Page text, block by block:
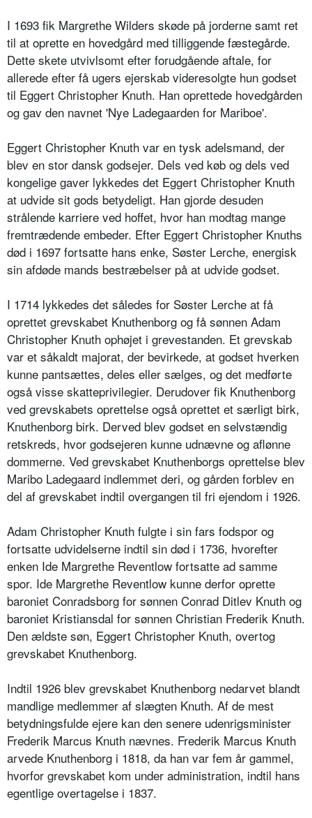
I 1693 fik Margrethe Wilders skøde på jorderne samt ret
til at oprette en hovedgård med tilliggende fæstegårde.
Dette skete utvivlsomt efter forudgående aftale, for
allerede efter få ugers ejerskab videresolgte hun godset
til Eggert Christopher Knuth. Han oprettede hovedgården
og gav den navnet 'Nye Ladegaarden for Mariboe'.
Eggert Christopher Knuth var en tysk adelsmand, der
blev en stor dansk godsejer. Dels ved køb og dels ved
kongelige gaver lykkedes det Eggert Christopher Knuth
at udvide sit gods betydeligt. Han gjorde desuden
strålende karriere ved hoffet, hvor han modtag mange
fremtrædende embeder. Efter Eggert Christopher Knuths
død i 1697 fortsatte hans enke, Søster Lerche, energisk
sin afdøde mands bestræbelser på at udvide godset.
I 1714 lykkedes det således for Søster Lerche at få
oprettet grevskabet Knuthenborg og få sønnen Adam
Christopher Knuth ophøjet i grevestanden. Et grevskab
var et såkaldt majorat, der bevirkede, at godset hverken
kunne pantsættes, deles eller sælges, og det medførte
også visse skatteprivilegier. Derudover fik Knuthenborg
ved grevskabets oprettelse også oprettet et særligt birk,
Knuthenborg birk. Derved blev godset en selvstændig
retskreds, hvor godsejeren kunne udnævne og aflønne
dommerne. Ved grevskabet Knuthenborgs oprettelse blev
Maribo Ladegaard indlemmet deri, og gården forblev en
del af grevskabet indtil overgangen til fri ejendom i 1926.
Adam Christopher Knuth fulgte i sin fars fodspor og
fortsatte udvidelserne indtil sin død i 1736, hvorefter
enken Ide Margrethe Reventlow fortsatte ad samme
spor. Ide Margrethe Reventlow kunne derfor oprette
baroniet Conradsborg for sønnen Conrad Ditlev Knuth og
baroniet Kristiansdal for sønnen Christian Frederik Knuth.
Den ældste søn, Eggert Christopher Knuth, overtog
grevskabet Knuthenborg.
Indtil 1926 blev grevskabet Knuthenborg nedarvet blandt
mandlige medlemmer af slægten Knuth. Af de mest
betydningsfulde ejere kan den senere udenrigsminister
Frederik Marcus Knuth nævnes. Frederik Marcus Knuth
arvede Knuthenborg i 1818, da han var fem år gammel,
hvorfor grevskabet kom under administration, indtil hans
egentlige overtagelse i 1837.